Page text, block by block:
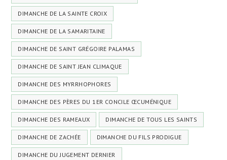
DIMANCHE DE LA SAINTE CROIX
DIMANCHE DE LA SAMARITAINE
DIMANCHE DE SAINT GRÉGOIRE PALAMAS
DIMANCHE DE SAINT JEAN CLIMAQUE
DIMANCHE DES MYRRHOPHORES
DIMANCHE DES PÈRES DU 1ER CONCILE ŒCUMÉNIQUE
DIMANCHE DES RAMEAUX DIMANCHE DE TOUS LES SAINTS
DIMANCHE DE ZACHÉE DIMANCHE DU FILS PRODIGUE
DIMANCHE DU JUGEMENT DERNIER